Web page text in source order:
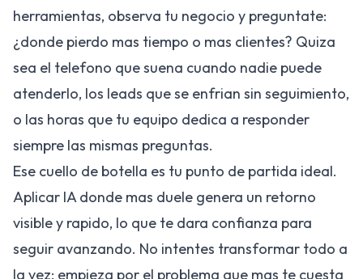
herramientas, observa tu negocio y preguntate:
¿donde pierdo mas tiempo o mas clientes? Quiza
sea el telefono que suena cuando nadie puede
atenderlo, los leads que se enfrian sin seguimiento,
o las horas que tu equipo dedica a responder
siempre las mismas preguntas.
Ese cuello de botella es tu punto de partida ideal.
Aplicar IA donde mas duele genera un retorno
visible y rapido, lo que te dara confianza para
seguir avanzando. No intentes transformar todo a
la vez; empieza por el problema que mas te cuesta